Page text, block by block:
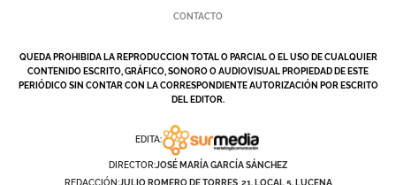
CONTACTO
QUEDA PROHIBIDA LA REPRODUCCION TOTAL O PARCIAL O EL USO DE CUALQUIER
CONTENIDO ESCRITO, GRÁFICO, SONORO O AUDIOVISUAL PROPIEDAD DE ESTE
PERIÓDICO SIN CONTAR CON LA CORRESPONDIENTE AUTORIZACIÓN POR ESCRITO
DEL EDITOR.
EDITA:
DIRECTOR:JOSÉ MARÍA GARCÍA SÁNCHEZ
REDACCIÓN:JULIO ROMERO DE TORRES, 21. LOCAL 5. LUCENA